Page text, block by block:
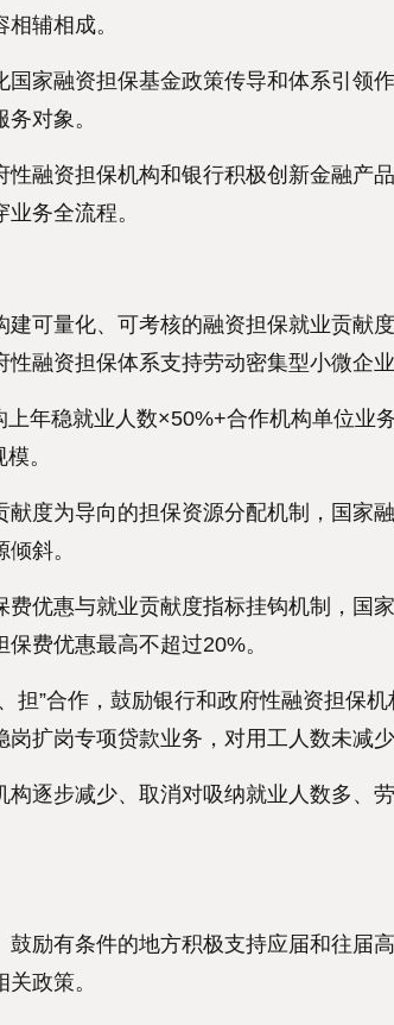
辅相成。
融资担保基金政策传导和体系引领
对象。
资担保机构和银行积极创新金融产
务全流程。
量化、可考核的融资担保就业贡献
融资担保体系支持劳动密集型小微企
稳就业人数×50%+合作机构单位业
。
为导向的担保资源分配机制，国家
倾斜。
惠与就业贡献度指标挂钩机制，国
费优惠最高不超过20%。
”合作，鼓励银行和政府性融资担保
扩岗专项贷款业务，对用工人数未减
步减少、取消对吸纳就业人数多、
有条件的地方积极支持应届和往届
政策。